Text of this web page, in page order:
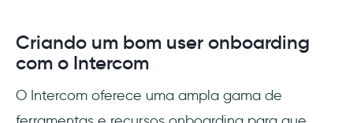
Criando um bom user onboarding
com o Intercom
O Intercom oferece uma ampla gama de